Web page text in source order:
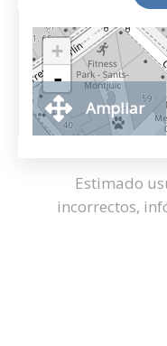
+
-
Ampliar
Estimado
incorrectos,